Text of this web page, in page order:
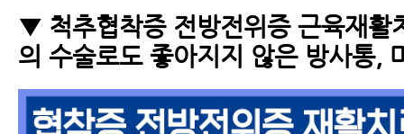
▼ 척추협착증 전방전위증 근육재활
의 수술로도 좋아지지 않은 방사통,